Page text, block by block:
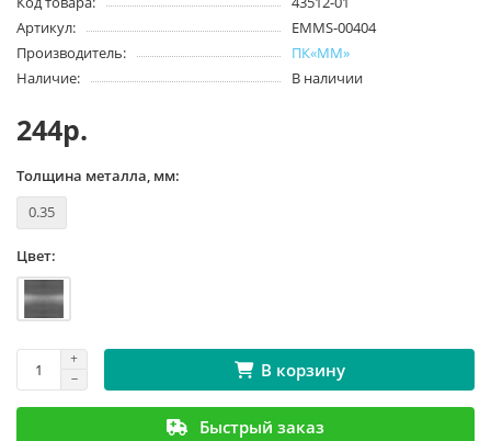
Артикул:
EMMS-00404
Производитель:
ПК«ММ»
Наличие:
В наличии
244р.
Толщина металла, мм:
0.35
Цвет:
В корзину
Быстрый заказ